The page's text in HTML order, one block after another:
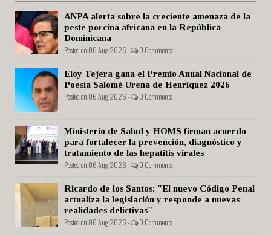
ANPA alerta sobre la creciente amenaza de la
peste porcina africana en la República
Dominicana
Posted on 06 Aug 2026 - 0 Comments
Eloy Tejera gana el Premio Anual Nacional de
Poesía Salomé Ureña de Henríquez 2026
Posted on 06 Aug 2026 - 0 Comments
Ministerio de Salud y HOMS firman acuerdo
para fortalecer la prevención, diagnóstico y
tratamiento de las hepatitis virales
Posted on 06 Aug 2026 - 0 Comments
Ricardo de los Santos: "El nuevo Código Penal
actualiza la legislación y responde a nuevas
realidades delictivas"
Posted on 06 Aug 2026 - 0 Comments